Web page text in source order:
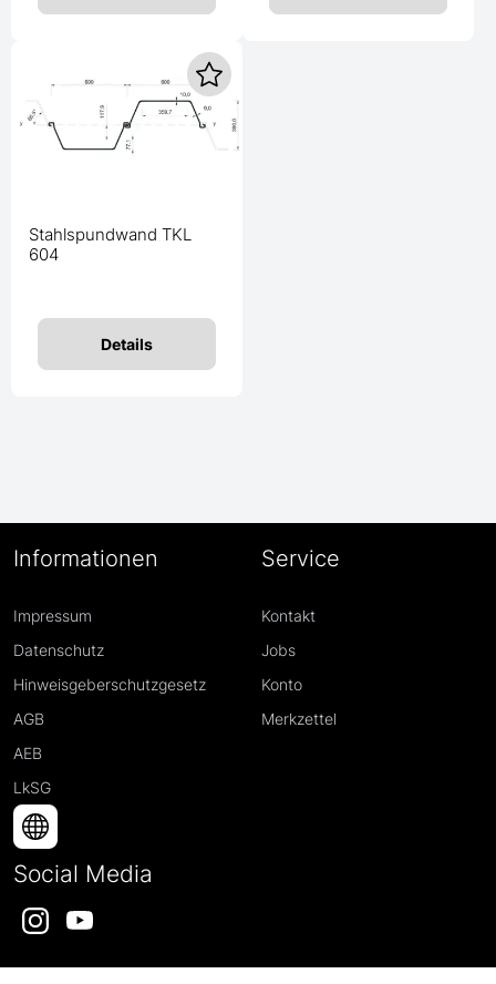
Stahlspundwand TKL
604
Details
Informationen
Impressum
Datenschutz
Hinweisgeberschutzgesetz
AGB
AEB
LkSG
Service
Kontakt
Jobs
Konto
Merkzettel
Social Media
InstagramYouTube